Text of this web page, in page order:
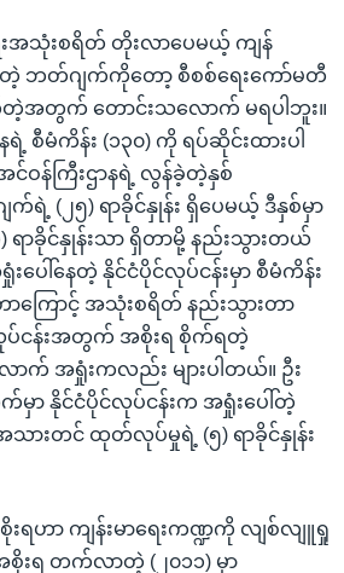
ေးအသုံးစရိတ် တိုးလာပေမယ့် ကျန်
တဲ့ ဘတ်ဂျက်ကိုတော့ စီစစ်ရေးကော်မတီ
တဲ့အတွက် တောင်းသလောက် မရပါဘူး။
ရဲ့ စီမံကိန်း (၁၃၀) ကို ရပ်ဆိုင်းထားပါ
င်ဝန်ကြီးဌာနရဲ့ လွန်ခဲ့တဲ့နှစ်
(၂၅) ရာခိုင်နှုန်း ရှိပေမယ့် ဒီနှစ်မှာ
ာခိုင်နှုန်းသာ ရှိတာမို့ နည်းသွားတယ်
ပေါ်နေတဲ့ နိုင်ငံပိုင်လုပ်ငန်းမှာ စီမံကိန်း
ြောင့် အသုံးစရိတ် နည်းသွားတာ
လုပ်ငန်းအတွက် အစိုးရ စိုက်ရတဲ့
ာက် အရှုံးကလည်း များပါတယ်။ ဦး
ာ နိုင်ငံပိုင်လုပ်ငန်းက အရှုံးပေါ်တဲ့
သားတင် ထုတ်လုပ်မှုရဲ့ (၅) ရာခိုင်နှုန်း
အစိုးရဟာ ကျန်းမာရေးကဏ္ဍကို လျစ်လျူရှု
စိုးရ တက်လာတဲ့ (၂၀၁၁) မှာ